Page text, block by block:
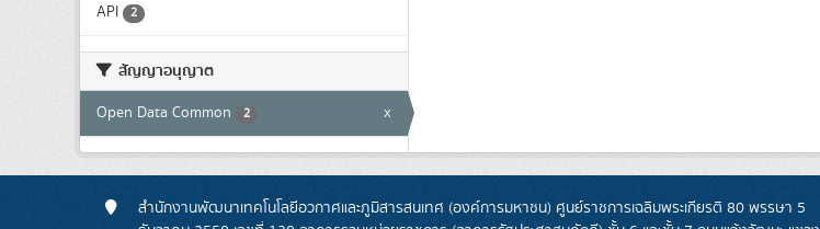
API 2
สัญญาอนุญาต
Open Data Common 2 x
สำนักงานพัฒนาเทคโนโลยีอวกาศและภูมิสารสนเทศ (องค์การมหาชน) ศูนย์ราชการเฉลิมพระเกียรติ 80 พรรษา 5